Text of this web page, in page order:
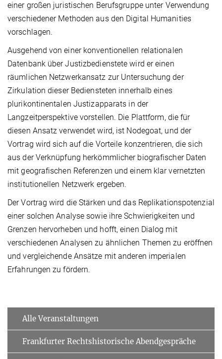
einer großen juristischen Berufsgruppe unter Verwendung
verschiedener Methoden aus den Digital Humanities
vorschlagen.
Ausgehend von einer konventionellen relationalen
Datenbank über Justizbedienstete wird er einen
räumlichen Netzwerkansatz zur Untersuchung der
Zirkulation dieser Bediensteten innerhalb eines
plurikontinentalen Justizapparats in der
Langzeitperspektive vorstellen. Die Plattform, die für
diesen Ansatz verwendet wird, ist Nodegoat, und der
Vortrag wird sich auf die Vorteile konzentrieren, die sich
aus der Verknüpfung herkömmlicher biografischer Daten
mit geografischen Referenzen und einem klar vernetzten
institutionellen Netzwerk ergeben.
Der Vortrag wird die Stärken und das Replikationspotenzial
einer solchen Analyse sowie ihre Schwierigkeiten und
Grenzen hervorheben und hofft, einen Dialog mit
verschiedenen Analysen zu ähnlichen Themen zu eröffnen
und vergleichende Ansätze mit anderen imperialen
Erfahrungen zu fördern.
Alle Veranstaltungen
Frankfurter Rechtshistorische Abendgespräche